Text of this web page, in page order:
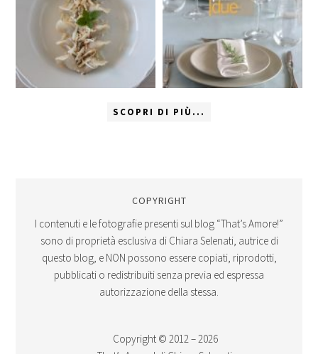
SCOPRI DI PIÙ...
COPYRIGHT
I contenuti e le fotografie presenti sul blog “That’s Amore!”
sono di proprietà esclusiva di Chiara Selenati, autrice di
questo blog, e NON possono essere copiati, riprodotti,
pubblicati o redistribuiti senza previa ed espressa
autorizzazione della stessa.
Copyright © 2012 – 2026